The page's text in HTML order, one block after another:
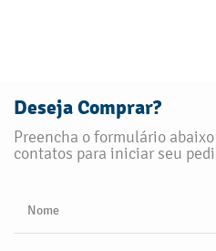
Deseja Comprar?
Preencha o formulário
contatos para iniciar seu
Nome